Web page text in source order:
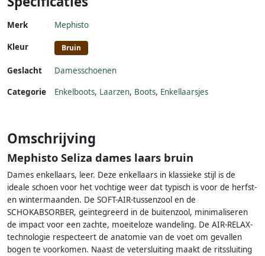
Merk Mephisto
Kleur Bruin
Geslacht
Damesschoenen
Categorie
Enkelboots, Laarzen, Boots, Enkellaarsjes
Omschrijving
Mephisto Seliza dames laars bruin
Dames enkellaars, leer. Deze enkellaars in klassieke stijl is de
ideale schoen voor het vochtige weer dat typisch is voor de herfst-
en wintermaanden. De SOFT-AIR-tussenzool en de
SCHOKABSORBER, geïntegreerd in de buitenzool, minimaliseren
de impact voor een zachte, moeiteloze wandeling. De AIR-RELAX-
technologie respecteert de anatomie van de voet om gevallen
bogen te voorkomen. Naast de vetersluiting maakt de ritssluiting